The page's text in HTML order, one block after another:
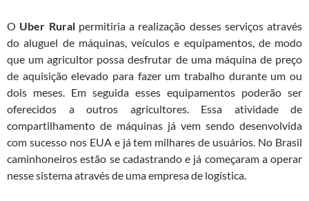
O Uber Ruralpermitiria a realização desses serviços através
do aluguel de máquinas, veículos e equipamentos, de modo
que um agricultor possa desfrutar de uma máquina de preço
de aquisição elevado para fazer um trabalho durante um ou
dois meses. Em seguida esses equipamentos poderão ser
oferecidos a outros agricultores. Essa atividade de
compartilhamento de máquinas já vem sendo desenvolvida
com sucesso nos EUA e já tem milhares de usuários. No Brasil
caminhoneiros estão se cadastrando e já começaram a operar
nesse sistema através de uma empresa de logística.